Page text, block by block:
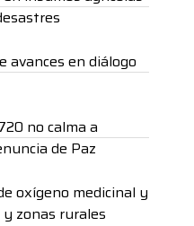
avances en diálogo
no calma a
de Paz
oxígeno medicinal y
zonas rurales